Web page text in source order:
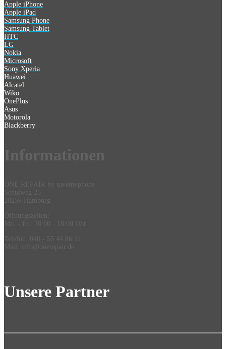
Apple iPhone
Apple iPad
Samsung Phone
Samsung Tablet
HTC
LG
Nokia
Microsoft
Sony Xperia
Huawei
Alcatel
Wiko
OnePlus
Asus
Motorola
Blackberry
Information en
ONE REPAIR by savemyphone
Schulweg 25
Unsere Partner